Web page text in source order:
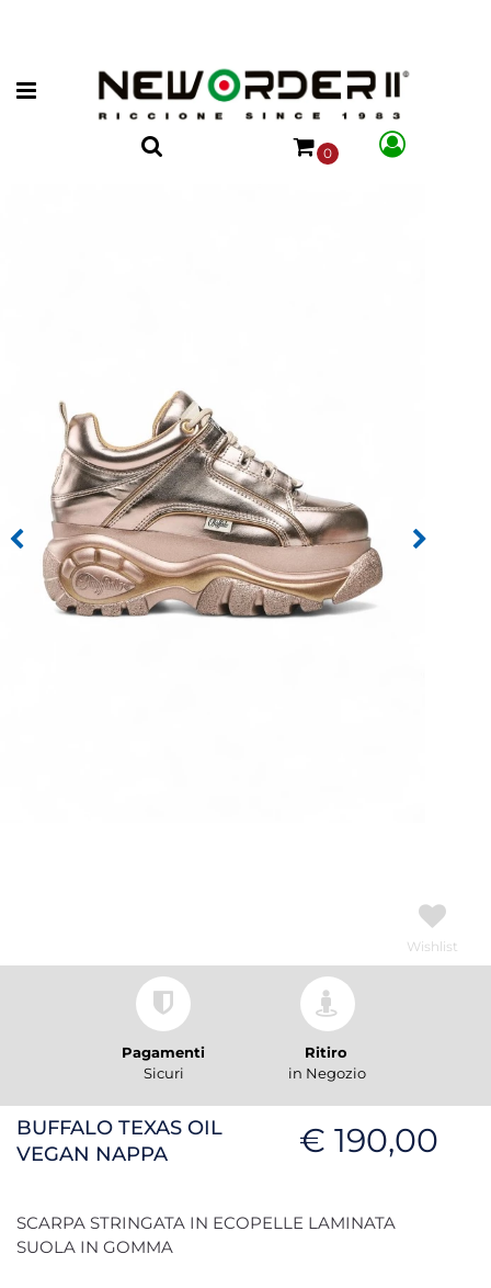
Open menu
0
Wishlist
Pagamenti
Sicuri
Ritiro
in Negozio
BUFFALO TEXAS OIL
VEGAN NAPPA
€ 190,00
SCARPA STRINGATA IN ECOPELLE LAMINATA
SUOLA IN GOMMA